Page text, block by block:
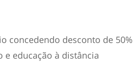
concedendo desconto de 50%
e educação à distância